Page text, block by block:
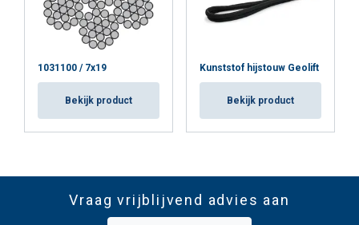
1031100 / 7x19
Bekijk product
Kunststof hijstouw Geolift
Bekijk product
Vraag vrijblijvend advies aan